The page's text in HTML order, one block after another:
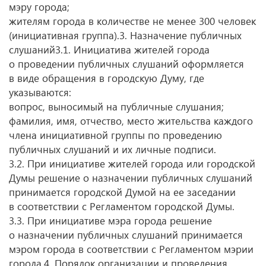
мэру города;
жителям города в количестве не менее 300 человек
(инициативная группа).3. Назначение публичных
слушаний3.1. Инициатива жителей города
о проведении публичных слушаний оформляется
в виде обращения в городскую Думу, где
указываются:
вопрос, выносимый на публичные слушания;
фамилия, имя, отчество, место жительства каждого
члена инициативной группы по проведению
публичных слушаний и их личные подписи.
3.2. При инициативе жителей города или городской
Думы решение о назначении публичных слушаний
принимается городской Думой на ее заседании
в соответствии с Регламентом городской Думы.
3.3. При инициативе мэра города решение
о назначении публичных слушаний принимается
мэром города в соответствии с Регламентом мэрии